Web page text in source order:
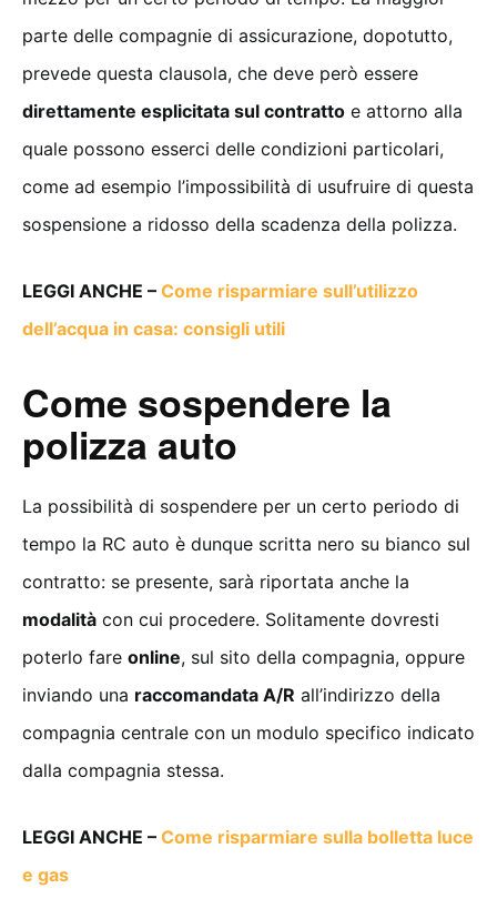
parte delle compagnie di assicurazione, dopotutto,
prevede questa clausola, che deve però essere
direttamente esplicitata sul contratto e attorno alla
quale possono esserci delle condizioni particolari,
come ad esempio l’impossibilità di usufruire di questa
sospensione a ridosso della scadenza della polizza.
LEGGI ANCHE – Come risparmiare sull’utilizzo
dell’acqua in casa: consigli utili
Come sospendere la
polizza auto
La possibilità di sospendere per un certo periodo di
tempo la RC auto è dunque scritta nero su bianco sul
contratto: se presente, sarà riportata anche la
modalità con cui procedere. Solitamente dovresti
poterlo fare online, sul sito della compagnia, oppure
inviando una raccomandata A/R all’indirizzo della
compagnia centrale con un modulo specifico indicato
dalla compagnia stessa.
LEGGI ANCHE – Come risparmiare sulla bolletta luce
e gas